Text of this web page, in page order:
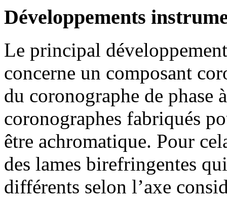
Développements
Le principal
concerne un composant
du coronographe de phase
coronographes fabriqués
être achromatique. Pour
des lames birefringentes
différents selon l’axe